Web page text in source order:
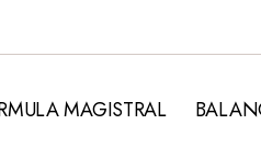
MAGISTRAL